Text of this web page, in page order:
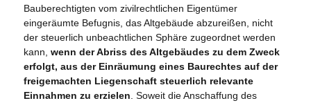
Bauberechtigten vom zivilrechtlichen Eigentümer
eingeräumte Befugnis, das Altgebäude abzureißen, nicht
der steuerlich unbeachtlichen Sphäre zugeordnet werden
kann,wenn der Abriss des Altgebäudes zu dem Zweck
erfolgt, aus der Einräumung eines Baurechtes auf der
freigemachten Liegenschaft steuerlich relevante
Einnahmen zu erzielen . Soweit die Anschaffung des